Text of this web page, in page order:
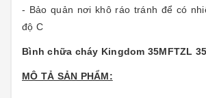
- Bảo quản nơi khô ráo tránh để có
độ C
Bình chữa cháy Kingdom 35MFTZL
MÔ TẢ SẢN PHẨM: